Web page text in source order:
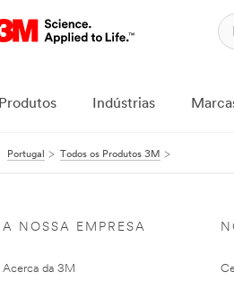
Produtos Indústrias
Portugal Todos os Produtos 3M
A NOSSA EMPRESA
Acerca da 3M